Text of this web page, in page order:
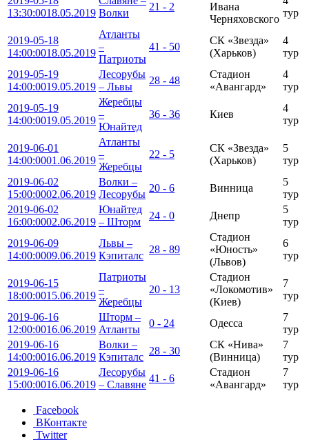
13:30:0018.05.2019 Волки
21 - 2
Ивана
Черняховского
тур
2019-05-18
14:00:0018.05.2019
Атланты
–
Патриоты
41 - 50
СК «Звезда»
(Харьков)
4
тур
2019-05-19
14:00:0019.05.2019
Лесорубы
– Львы
28 - 48
Стадион
«Авангард»
4
тур
2019-05-19
14:00:0019.05.2019
Жеребцы
–
Юнайтед
36 - 36 Киев
4
тур
2019-06-01
14:00:0001.06.2019
Атланты
–
Жеребцы
22 - 5
СК «Звезда»
(Харьков)
5
тур
2019-06-02
15:00:0002.06.2019
Волки –
Лесорубы
20 - 6 Винница
5
тур
2019-06-02
16:00:0002.06.2019
Юнайтед
– Шторм
24 - 0 Днепр
5
тур
2019-06-09
14:00:0009.06.2019
Львы –
Кэпиталс
28 - 89
Стадион
«Юность»
(Львов)
6
тур
2019-06-15
18:00:0015.06.2019
Патриоты
–
Жеребцы
20 - 13
Стадион
«Локомотив»
(Киев)
7
тур
2019-06-16
12:00:0016.06.2019
Шторм –
Атланты
0 - 24 Одесса
7
тур
2019-06-16
14:00:0016.06.2019
Волки –
Кэпиталс
28 - 30
СК «Нива»
(Винница)
7
тур
2019-06-16
15:00:0016.06.2019
Лесорубы
– Славяне
41 - 6
Стадион
«Авангард»
7
тур
Facebook
ВКонтакте
Twitter